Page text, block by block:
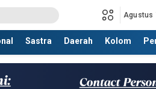
Agustus
Sastra Daerah Kolom